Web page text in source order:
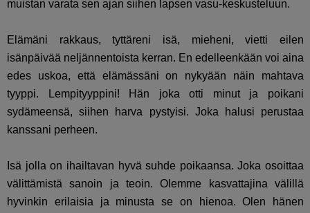
muistan varata sen ajan siihen lapsen vasu-keskusteluun.
Elämäni rakkaus, tyttäreni isä, mieheni, vietti eilen
isänpäivää neljännentoista kerran. En edelleenkään voi aina
edes uskoa, että elämässäni on nykyään näin mahtava
tyyppi. Lempityyppini! Hän joka otti minut ja poikani
sydämeensä, siihen harva pystyisi. Joka halusi perustaa
kanssani perheen.
Isä jolla on ihailtavan hyvä suhde poikaansa. Joka osoittaa
välittämistä sanoin ja teoin. Olemme kasvattajina välillä
hyvinkin erilaisia ja minusta se on hienoa. Olen hänen